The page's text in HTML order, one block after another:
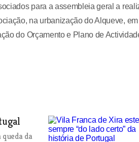
para a assembleia geral a
na urbanização do Alqueve, em
do Orçamento e Plano de
da